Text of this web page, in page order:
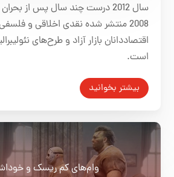
سال 2012 درست چند سال پس از
2008 منتشر شده نقدی اخلاقی و
اقتصاددانان بازار آزاد و طرح‌های
است.
بیشتر بخوانید
وام‌های کم ریسک و